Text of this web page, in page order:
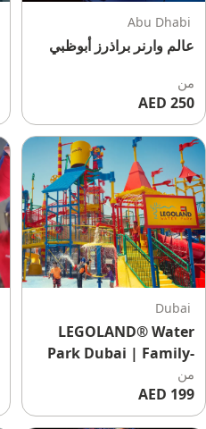
Abu Dhabi
عالم وارنر براذرز أبوظبي
من
250 AED
Dubai
LEGOLAND® Water
Park Dubai | Family-
Friendly Water
Adventure at Dubai
Parks and Resorts
من
199 AED